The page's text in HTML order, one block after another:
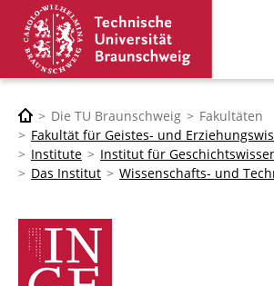
Die TU Braunschweig
Fakultäten
Fakultät für Geistes- und
Institute
Institut für
Das Institut
Wissenschafts- und